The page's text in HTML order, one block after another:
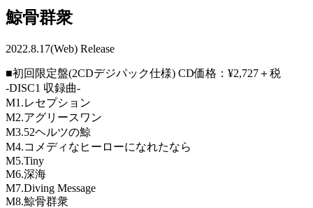
鯨骨群衆
2022.8.17(Web) Release
■初回限定盤(2CDデジパック仕様) CD価格：¥2,727＋税
-DISC1 収録曲-
M1.レセプション
M2.アグリースワン
M3.52ヘルツの鯨
M4.コメディなヒーローになれたなら
M5.Tiny
M6.深海
M7.Diving Message
M8.鯨骨群衆